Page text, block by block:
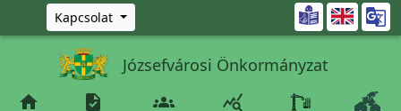
Ugrás a fő tartalomra
Kapcsolat 
Józsefvárosi Önkormányzat

  